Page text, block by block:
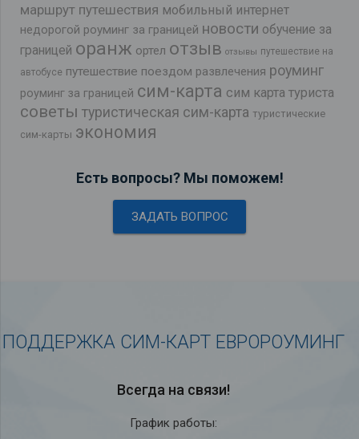
маршрут путешествия мобильный интернет
недорогой роуминг за границей новости обучение за
границей оранж ортел отзыв отзывы путешествие на
автобусе путешествие поездом развлечения роуминг
роуминг за границей сим-карта сим карта туриста
советы туристическая сим-карта туристические
сим-карты экономия
Есть вопросы? Мы поможем!
ЗАДАТЬ ВОПРОС
ПОДДЕРЖКА СИМ-КАРТ ЕВРОРОУМИНГ
Всегда на связи!
График работы: